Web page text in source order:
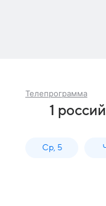
Телепрограмма
1
Ср, 5